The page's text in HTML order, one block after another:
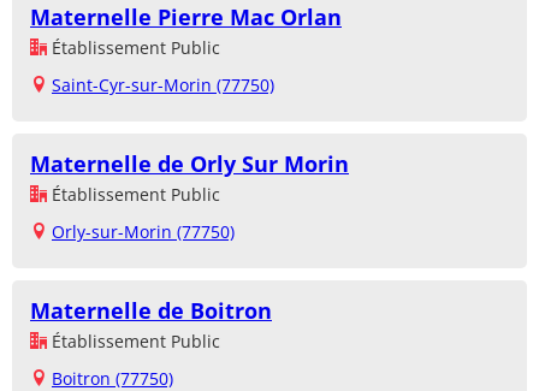
Maternelle Pierre Mac Orlan
Établissement Public
Saint-Cyr-sur-Morin (77750)
Maternelle de Orly Sur Morin
Établissement Public
Orly-sur-Morin (77750)
Maternelle de Boitron
Établissement Public
Boitron (77750)